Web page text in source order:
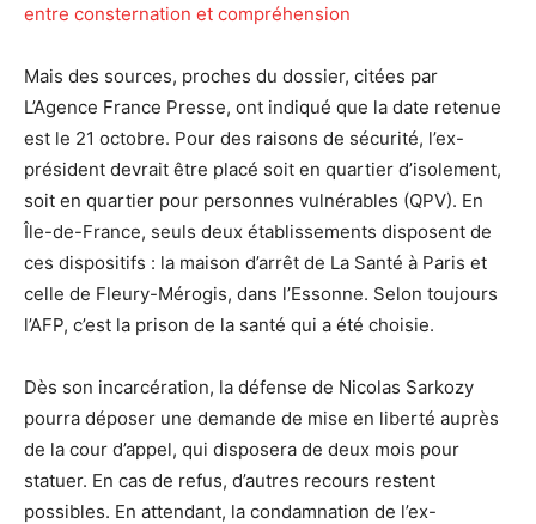
entre consternation et compréhension
Mais des sources, proches du dossier, citées par
L’Agence France Presse, ont indiqué que la date retenue
est le 21 octobre. Pour des raisons de sécurité, l’ex-
président devrait être placé soit en quartier d’isolement,
soit en quartier pour personnes vulnérables (QPV). En
Île-de-France, seuls deux établissements disposent de
ces dispositifs : la maison d’arrêt de La Santé à Paris et
celle de Fleury-Mérogis, dans l’Essonne. Selon toujours
l’AFP, c’est la prison de la santé qui a été choisie.
Dès son incarcération, la défense de Nicolas Sarkozy
pourra déposer une demande de mise en liberté auprès
de la cour d’appel, qui disposera de deux mois pour
statuer. En cas de refus, d’autres recours restent
possibles. En attendant, la condamnation de l’ex-